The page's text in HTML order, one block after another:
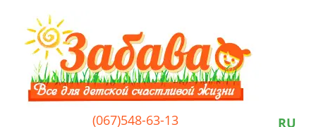
(067)548-63-13
RU